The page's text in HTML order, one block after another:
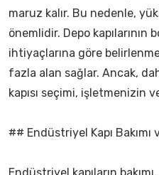
maruz kalır. Bu nedenle,
önemlidir. Depo kapılarının
ihtiyaçlarına göre
fazla alan sağlar. Ancak,
kapısı seçimi, işletmenizin
## Endüstriyel Kapı Bakımı